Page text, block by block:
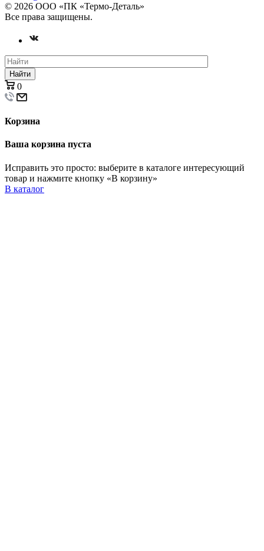
© 2026 ООО «ПК «Термо-Деталь»
Все права защищены.
Найти
0
Корзина
Ваша корзина пуста
Исправить это просто: выберите в каталоге интересующий
товар и нажмите кнопку «В корзину»
В каталог